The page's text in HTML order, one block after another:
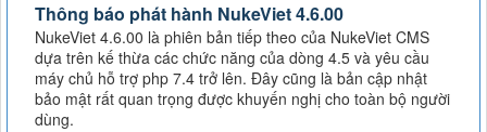
Thông báo phát hành NukeViet 4.6.00
NukeViet 4.6.00 là phiên bản tiếp theo của NukeViet CMS
dựa trên kế thừa các chức năng của dòng 4.5 và yêu cầu
máy chủ hỗ trợ php 7.4 trở lên. Đây cũng là bản cập nhật
bảo mật rất quan trọng được khuyến nghị cho toàn bộ người
dùng.